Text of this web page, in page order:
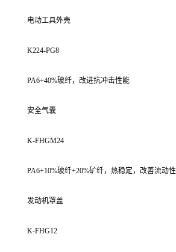
电动工具外壳
K224-PG8
PA6+40%玻纤，改进抗冲击性能
安全气囊
K-FHGM24
PA6+10%玻纤+20%矿纤，热稳定，改善流动性
发动机罩盖
K-FHG12